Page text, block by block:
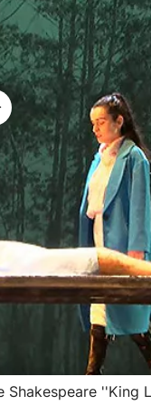
Shakespeare ''King